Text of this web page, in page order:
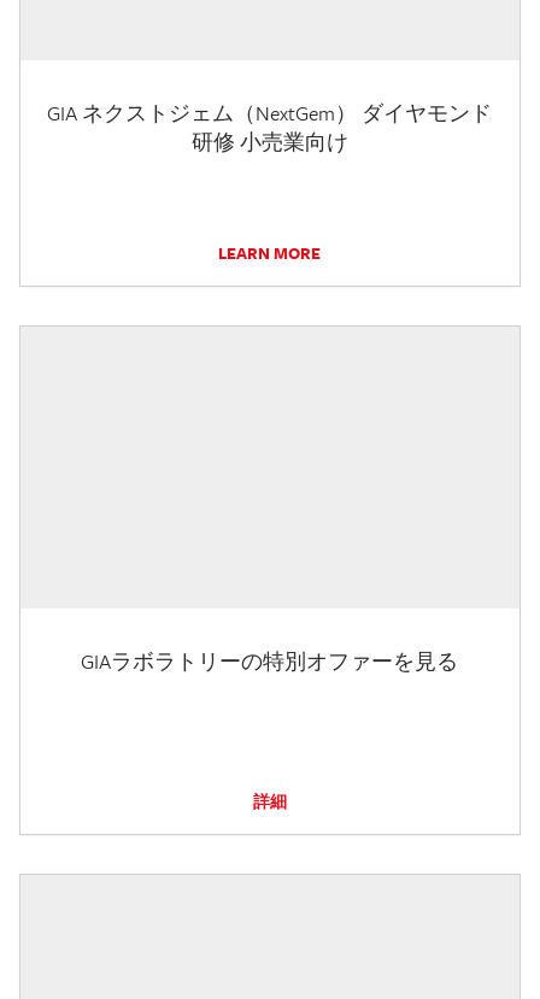
GIA ネクストジェム（NextGem） ダイヤモンド
研修 小売業向け
LEARN MORE
GIAラボラトリーの特別オファーを見る
詳細